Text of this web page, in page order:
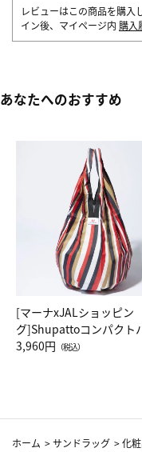
レビューはこの商品を購入
イン後、マイページ内 購入
あなたへのおすすめ
[マーナxJALショッピン
グ]Shupattoコンパクト
Drop JAL客室乗務員（LC
3,960円 （税込）
ホーム >サンドラッグ >化